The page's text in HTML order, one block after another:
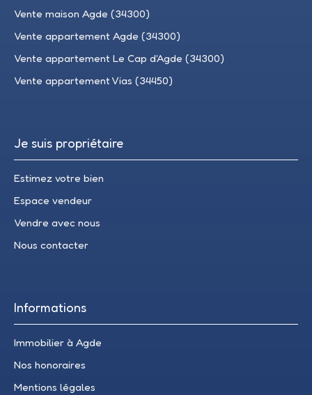
Vente maison Agde (34300)
Vente appartement Agde (34300)
Vente appartement Le Cap d'Agde (34300)
Vente appartement Vias (34450)
Je suis propriétaire
Estimez votre bien
Espace vendeur
Vendre avec nous
Nous contacter
Informations
Immobilier à Agde
Nos honoraires
Mentions légales